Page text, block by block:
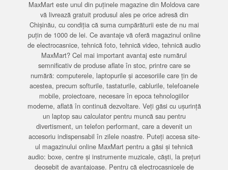
MaxMart este unul din puținele magazine din Moldova care
vă livrează gratuit produsul ales pe orice adresă din
Chișinău, cu condiția că suma cumpărăturii este de nu mai
puțin de 1000 de lei. Ce avantaje vă oferă magazinul online
de electrocasnice, tehnică foto, tehnică video, tehnică audio
MaxMart? Cel mai important avantaj este numărul
semnificativ de produse aflate în stoc, printre care se
numără: computerele, laptopurile și accesoriile care țin de
acestea, precum softurile, tastaturile, cablurile, telefoanele
mobile, proiectoare, necesare în epoca tehnologiilor
moderne, aflată în continuă dezvoltare. Veți găsi cu ușurință
un laptop sau calculator pentru muncă sau pentru
divertisment, un telefon performant, care a devenit un
accesoriu indispensabil în zilele noastre. Puteți accesa site-
ul magazinului online MaxMart pentru a găsi și tehnică
audio: boxe, centre și instrumente muzicale, căști, la prețuri
deosebit de avantajoase. Pentru că electrocasnicele de